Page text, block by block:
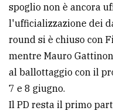
CERCA
Cerca
per
comune
spoglio non è ancora
l'ufficializzazione dei
round si è chiuso con
mentre Mauro
al ballottaggio con il
7 e 8 giugno.
Il PD resta il primo